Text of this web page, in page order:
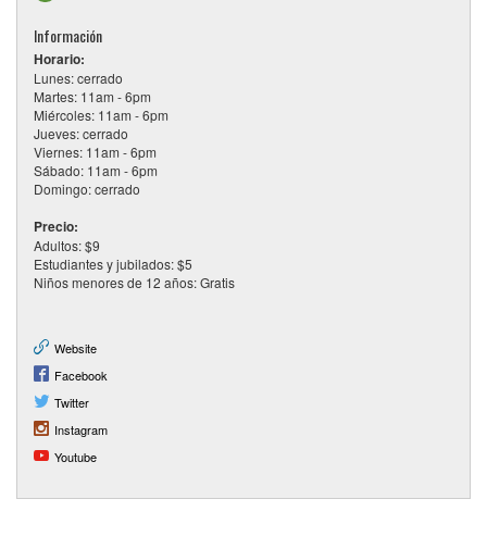
Información
Horario:
Lunes: cerrado
Martes: 11am - 6pm
Miércoles: 11am - 6pm
Jueves: cerrado
Viernes: 11am - 6pm
Sábado: 11am - 6pm
Domingo: cerrado
Precio:
Adultos: $9
Estudiantes y jubilados: $5
Niños menores de 12 años: Gratis
Website
Facebook
Twitter
Instagram
Youtube